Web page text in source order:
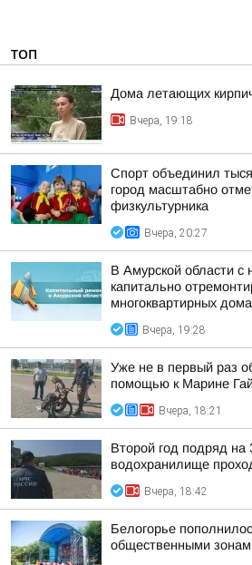
ТОП
Дома летающих
Вчера, 19:18
Спорт объединил
город масштабно
физкультурника
Вчера, 20:27
В Амурской области с
капитально
многоквартирных дома
Вчера, 19:28
Уже не в первый раз
помощью к Марине
Вчера, 18:21
Второй год подряд на
водохранилище
Вчера, 18:42
Белогорье
общественными